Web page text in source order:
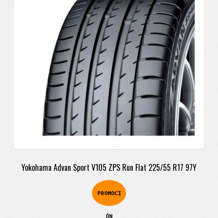
Yokohama Advan Sport V105 ZPS Run Flat 225/55 R17 97Y
PROMOCI
ÓN
era:
$1.625.900.
es:
$1.239.900.